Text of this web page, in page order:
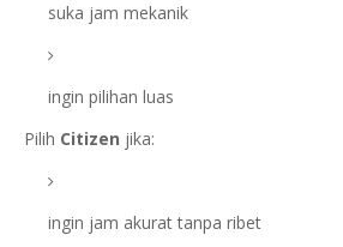
suka jam mekanik
ingin pilihan luas
Pilih Citizen jika:
ingin jam akurat tanpa ribet